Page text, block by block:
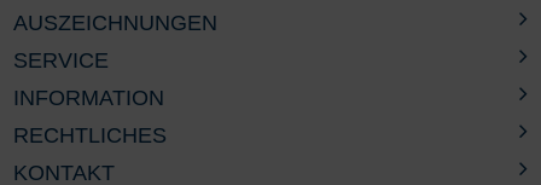
AUSZEICHNUNGEN
SERVICE
INFORMATION
RECHTLICHES
KONTAKT